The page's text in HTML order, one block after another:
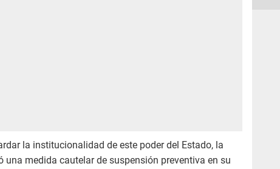
la institucionalidad de este poder del Estado, la
una medida cautelar de suspensión preventiva en su